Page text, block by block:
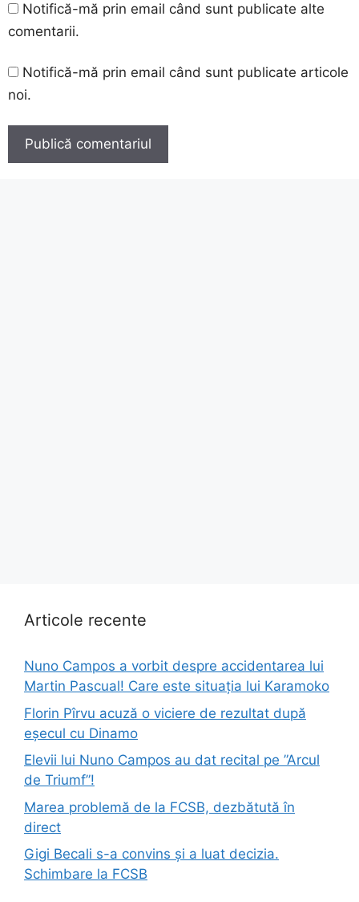
Notifică-mă prin email când sunt publicate alte
comentarii.
Notifică-mă prin email când sunt publicate articole
noi.
Articole recente
Nuno Campos a vorbit despre accidentarea lui
Martin Pascual! Care este situația lui Karamoko
Florin Pîrvu acuză o viciere de rezultat după
eșecul cu Dinamo
Elevii lui Nuno Campos au dat recital pe ”Arcul
de Triumf”!
Marea problemă de la FCSB, dezbătută în
direct
Gigi Becali s-a convins și a luat decizia.
Schimbare la FCSB